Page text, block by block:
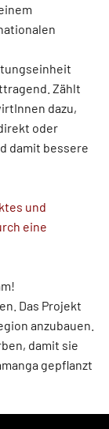
Zählt
dazu,
oder
damit bessere
und
eine
Das Projekt
anzubauen.
damit sie
gepflanzt